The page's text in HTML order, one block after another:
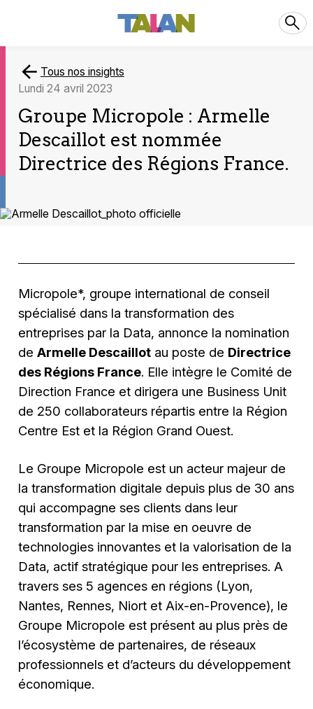
Tous nos insights
lundi 24 avril 2023
Groupe Micropole : Armelle
Descaillot est nommée
Directrice des Régions France.
Micropole*, groupe international de conseil
spécialisé dans la transformation des
entreprises par la Data, annonce la nomination
deArmelle Descaillot au poste de Directrice
des Régions France. Elle intègre le Comité de
Direction France et dirigera une Business Unit
de 250 collaborateurs répartis entre la Région
Centre Est et la Région Grand Ouest.
Le Groupe Micropole est un acteur majeur de
la transformation digitale depuis plus de 30 ans
qui accompagne ses clients dans leur
transformation par la mise en oeuvre de
technologies innovantes et la valorisation de la
Data, actif stratégique pour les entreprises. A
travers ses 5 agences en régions (Lyon,
Nantes, Rennes, Niort et Aix-en-Provence), le
Groupe Micropole est présent au plus près de
l’écosystème de partenaires, de réseaux
professionnels et d’acteurs du développement
économique.